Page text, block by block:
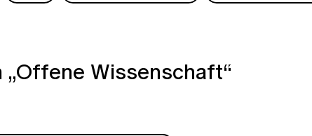
„Offene Wissenschaft“